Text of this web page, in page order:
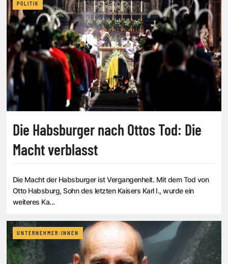
POLITIK
Die Habsburger nach Ottos Tod: Die
Macht verblasst
Die Macht der Habsburger ist Vergangenheit. Mit dem Tod von
Otto Habsburg, Sohn des letzten Kaisers Karl I., wurde ein
weiteres Ka...
UNTERNEHMER:INNEN